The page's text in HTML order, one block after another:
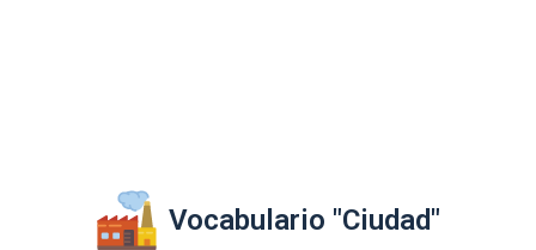
Vocabulario "Ciudad"